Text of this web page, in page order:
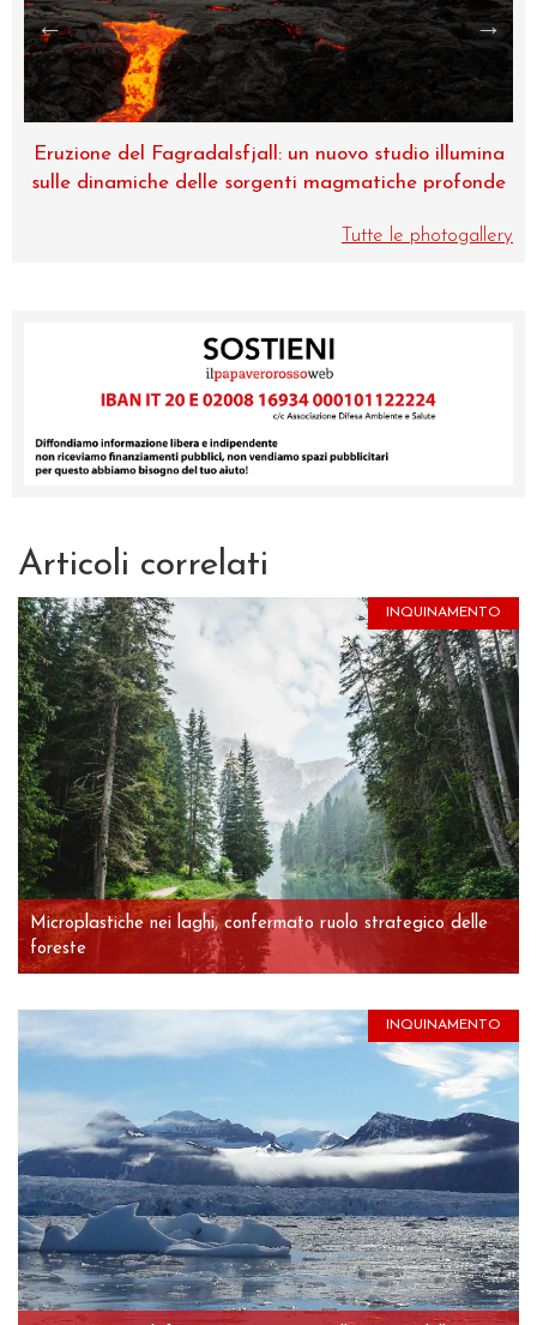
un nuovo studio illumina
sorgenti magmatiche profonde
Museo di
Tutte le photogallery
Articoli correlati
INQUINAMENTO
Microplastiche nei laghi, confermato ruolo strategico delle
foreste
INQUINAMENTO